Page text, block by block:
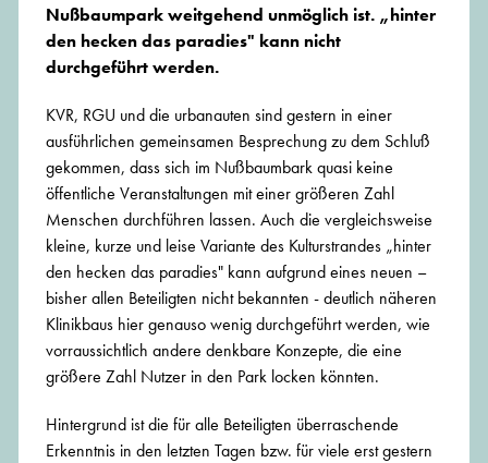
Nußbaumpark weitgehend unmöglich ist. „hinter
den hecken das paradies" kann nicht
durchgeführt werden.
KVR, RGU und die urbanauten sind gestern in einer
ausführlichen gemeinsamen Besprechung zu dem Schluß
gekommen, dass sich im Nußbaumbark quasi keine
öffentliche Veranstaltungen mit einer größeren Zahl
Menschen durchführen lassen. Auch die vergleichsweise
kleine, kurze und leise Variante des Kulturstrandes „hinter
den hecken das paradies" kann aufgrund eines neuen –
bisher allen Beteiligten nicht bekannten - deutlich näheren
Klinikbaus hier genauso wenig durchgeführt werden, wie
vorraussichtlich andere denkbare Konzepte, die eine
größere Zahl Nutzer in den Park locken könnten.
Hintergrund ist die für alle Beteiligten überraschende
Erkenntnis in den letzten Tagen bzw. für viele erst gestern